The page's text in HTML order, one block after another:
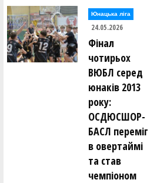
Юнацька ліга
24.05.2026
Фінал
чотирьох
ВЮБЛ серед
юнаків 2013
року:
ОСДЮСШОР-
БАСЛ переміг
в овертаймі
та став
чемпіоном